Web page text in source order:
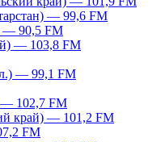
— 99,6 FM
— 90,5 FM
— 103,8 FM
— 99,1 FM
— 102,7 FM
край) — 101,2 FM
FM